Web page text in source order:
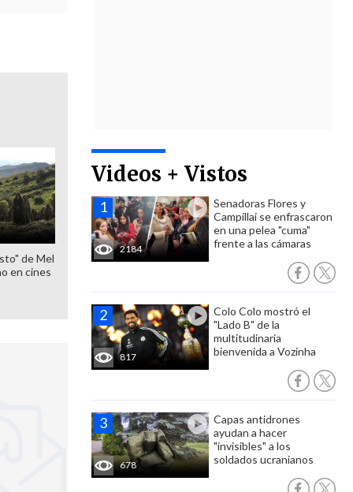
Videos + Vistos
2184
Senadoras Flores y
Campillai se enfrascaron
en una pelea "cuma"
frente a las cámaras
817
Colo Colo mostró el
"Lado B" de la
multitudinaria
bienvenida a Vozinha
678
Capas antidrones
ayudan a hacer
"invisibles" a los
soldados ucranianos
de Mel
en cines